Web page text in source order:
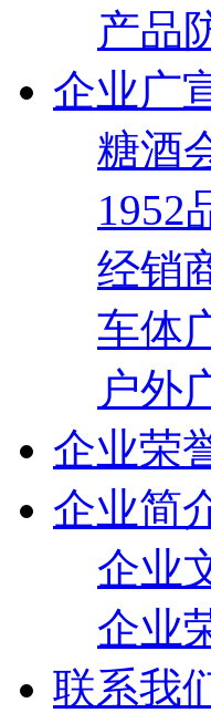
产品
企业广
糖酒
1952
经销
车体
户外
企业荣
企业简
企业
企业
联系我